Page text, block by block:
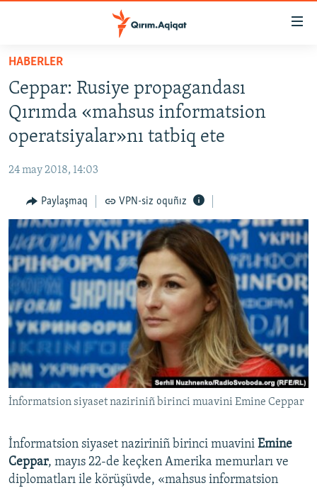
Esas
qaytmaq
Baş
navigatsiyağa
qaytmaq
Qıdıruvğa
qaytmaq
SİYASET
İQTİSADİYAT
MEDENİYET
İNSAN AQLARI
VİDEO
SÜRET
BLOGLAR
FİKİR
Русский
Українською
QOŞULIÑIZ!
RFE/RS bütün saytları
HABERLER
Ceppar: Rusiye propagandası
Qırımda «mahsus informatsion
operatsiyalar»nı tatbiq ete
24 may 2018, 14:03
Paylaşmaq VPN-siz oquñız
İnformatsion siyaset naziriniñ birinci muavini Emine Ceppar
İnformatsion siyaset naziriniñ birinci muavini Emine
Ceppar, mayıs 22-de keçken Amerika memurları ve
diplomatları ile körüşüvde, «mahsus informatsion